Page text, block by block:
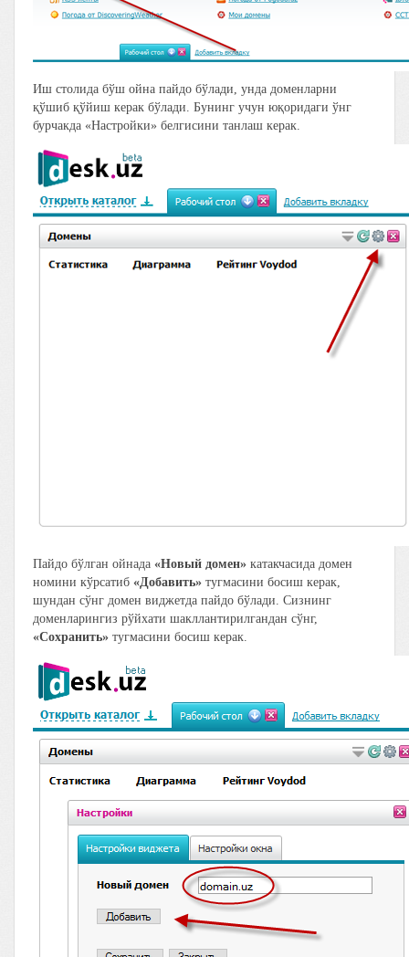
Иш столида бўш ойна пайдо бўлади, унда доменларни
қўшиб қўйиш керак бўлади. Бунинг учун юқоридаги ўнг
бурчакда «Настройки» белгисини танлаш керак.
Пайдо бўлган ойнада «Новый домен» катакчасида домен
номини кўрсатиб «Добавить» тугмасини босиш керак,
шундан сўнг домен виджетда пайдо бўлади. Сизнинг
доменларингиз рўйхати шакллантирилгандан сўнг,
«Сохранить» тугмасини босиш керак.